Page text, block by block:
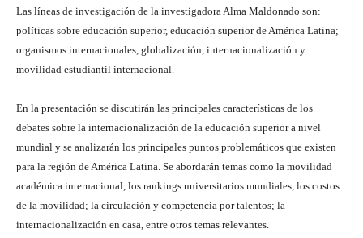
Las líneas de investigación de la investigadora Alma Maldonado son:
políticas sobre educación superior, educación superior de América Latina;
organismos internacionales, globalización, internacionalización y
movilidad estudiantil internacional.
En la presentación se discutirán las principales características de los
debates sobre la internacionalización de la educación superior a nivel
mundial y se analizarán los principales puntos problemáticos que existen
para la región de América Latina. Se abordarán temas como la movilidad
académica internacional, los rankings universitarios mundiales, los costos
de la movilidad; la circulación y competencia por talentos; la
internacionalización en casa, entre otros temas relevantes.